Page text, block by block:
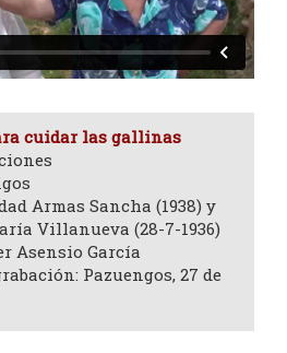
cuidar las gallinas
Armas Sancha (1938) y
Villanueva (28-7-1936)
Asensio García
Pazuengos, 27 de